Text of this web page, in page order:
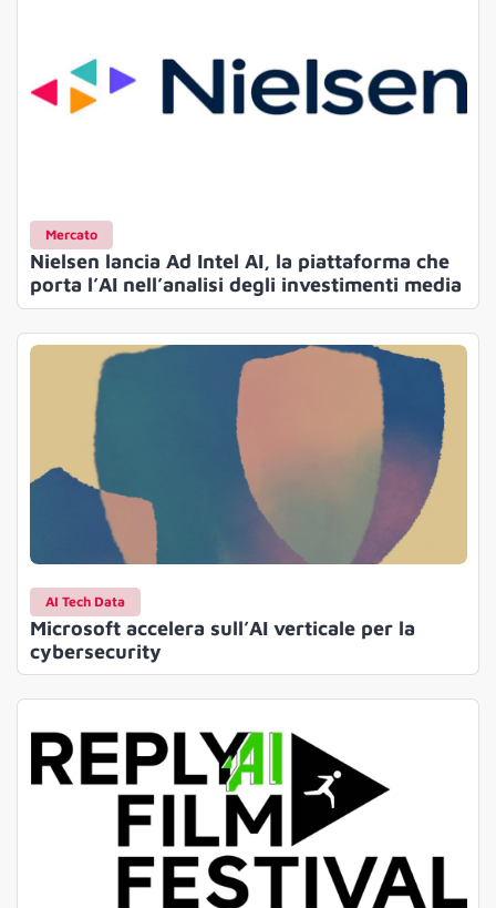
Mercato
Nielsen lancia Ad Intel AI, la piattaforma che
porta l’AI nell’analisi degli investimenti media
AI Tech Data
Microsoft accelera sull’AI verticale per la
cybersecurity